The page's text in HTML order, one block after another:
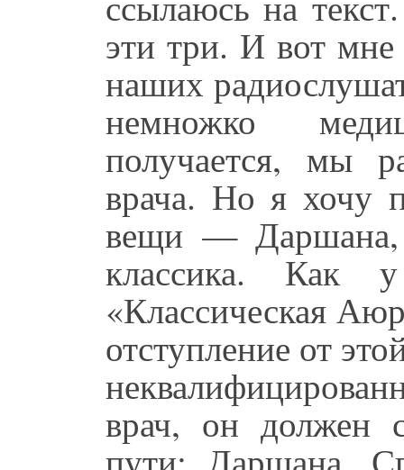
эти три. И вот мне
наших
немножко
получается, мы
врача. Но я хочу
вещи —
классика. Как
«Классическая
отступление от
врач, он должен